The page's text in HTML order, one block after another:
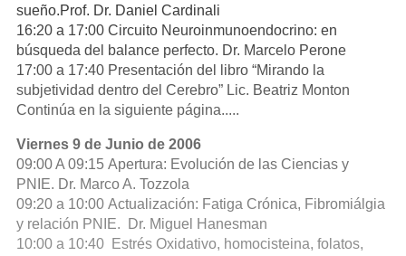
sueño.Prof. Dr. Daniel Cardinali
16:20 a 17:00 Circuito Neuroinmunoendocrino: en
búsqueda del balance perfecto. Dr. Marcelo Perone
17:00 a 17:40 Presentación del libro “Mirando la
subjetividad dentro del Cerebro” Lic. Beatriz Monton
Continúa en la siguiente página.....
Viernes 9 de Junio de 2006
09:00 A 09:15 Apertura: Evolución de las Ciencias y
PNIE. Dr. Marco A. Tozzola
09:20 a 10:00 Actualización: Fatiga Crónica, Fibromiálgia
y relación PNIE. Dr. Miguel Hanesman
10:00 a 10:40 Estrés Oxidativo, homocisteina, folatos,